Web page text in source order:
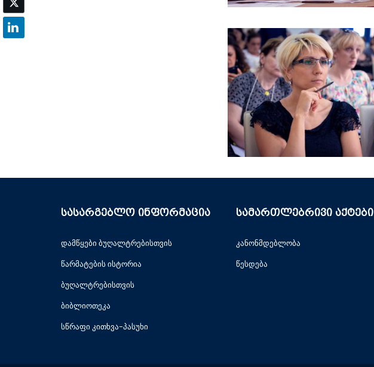
სასარგებლო ინფორმაცია
დამწყები ბუღალტრებისთვის
წარმატების ისტორია
ბუღალტრებისთვის
ბიბლიოთეკა
სწრაფი კითხვა-პასუხი
სამართლებრივი აქტები
კანონმდებლობა
წესდება